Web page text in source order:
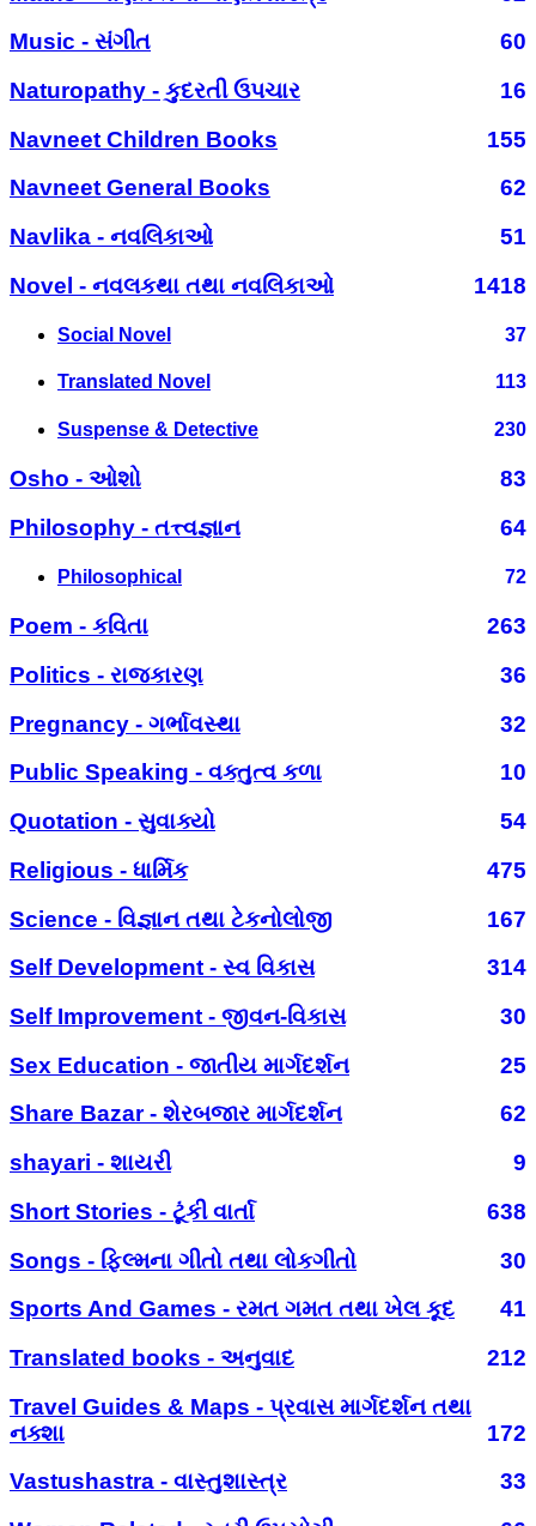
Music - સંગીત
60
Naturopathy - કુદરતી ઉપચાર
16
Navneet Children Books
155
Navneet General Books
62
Navlika - નવલિકાઓ
51
Novel - નવલકથા તથા નવલિકાઓ
1418
Social Novel 37
Translated Novel 113
Suspense & Detective 230
Osho - ઓશો
83
Philosophy - તત્ત્વજ્ઞાન
64
Philosophical 72
Poem - કવિતા
263
Politics - રાજકારણ
36
Pregnancy - ગર્ભાવસ્થા
32
Public Speaking - વક્તુત્વ કળા
10
Quotation - સુવાક્યો
54
Religious - ધાર્મિક
475
Science - વિજ્ઞાન તથા ટેકનોલોજી
167
Self Development - સ્વ વિકાસ
314
Self Improvement - જીવન-વિકાસ
30
Sex Education - જાતીય માર્ગદર્શન
25
Share Bazar - શેરબજાર માર્ગદર્શન
62
shayari - શાયરી
9
Short Stories - ટૂંકી વાર્તા
638
Songs - ફિલ્મના ગીતો તથા લોકગીતો
30
Sports And Games - રમત ગમત તથા ખેલ કૂદ
41
Translated books - અનુવાદ
212
Travel Guides & Maps - પ્રવાસ માર્ગદર્શન તથા
નક્શા
172
Vastushastra - વાસ્તુશાસ્ત્ર
33